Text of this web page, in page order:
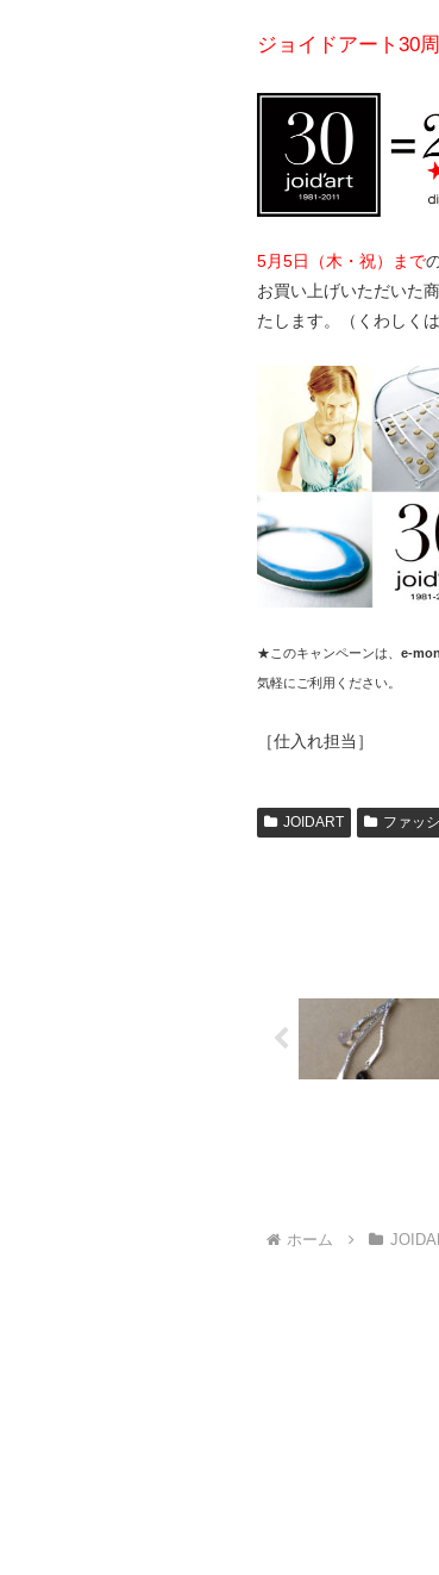
ジョイドアート30
5月5日（木・祝）まで
お買い上げいただいた
たします。（くわしくは
★このキャンペーンは、 e-
気軽にご利用ください。
［仕入れ担当］
JOIDART ファッ
ホーム